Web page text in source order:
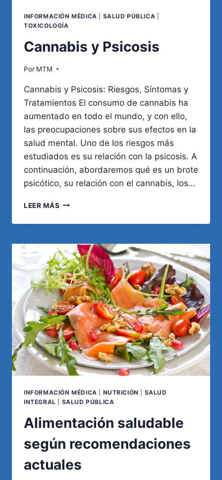
INFORMACIÓN MÉDICA SALUD PÚBLICA
TOXICOLOGÍA
Cannabis y Psicosis
Por MTM
Cannabis y Psicosis: Riesgos, Síntomas y
Tratamientos El consumo de cannabis ha
aumentado en todo el mundo, y con ello,
las preocupaciones sobre sus efectos en la
salud mental. Uno de los riesgos más
estudiados es su relación con la psicosis. A
continuación, abordaremos qué es un brote
psicótico, su relación con el cannabis, los…
LEER MÁS CANNABIS
PSICOSIS
INFORMACIÓN MÉDICA NUTRICIÓN
SALUD
INTEGRAL
SALUD PÚBLICA
Alimentación saludable
según recomendaciones
actuales